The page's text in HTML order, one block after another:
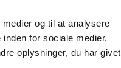
og til at analysere
for sociale medier,
oplysninger, du har givet
hvis
Session